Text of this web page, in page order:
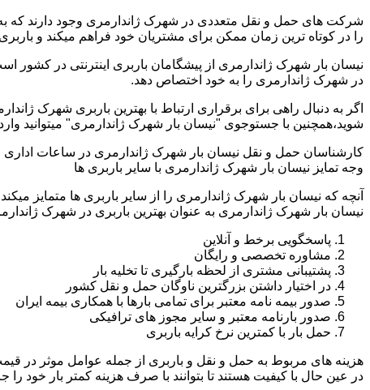
شرکت های حمل و نقل متعددی در شهرک ژاندارمری وجود دارند که
را در کوتاه ترین زمان ممکن برای مشتریان خود فراهم میکند و
نیسان بار شهرک ژاندارمری از پیشگامان باربری اینترنتی در کشور
در شهرک ژاندارمری را به خود اختصاص دهد.
اگر به دنبال راهی برای برقراری ارتباط با بهترین باربری شهرک
شوید،همچنین با جستوجوی "نیسان بار شهرک ژاندارمری" میتوانید
کارشناسان حمل و نقل نیسان بار شهرک ژاندارمری در ساعات اداری
وجه تمایز نیسان بار شهرک ژاندارمری با سایر باربری ها
آنچه که نیسان بار شهرک ژاندارمری را از سایر باربری ها متمایز
نیسان بار شهرک ژاندارمری به عنوان بهترین باربری در شهرک
پاسخگویی برخط و آنلاین
مشاوره تخصصی و رایگان
پشتیبانی مشتری از لحظه بارگیری تا تخلیه بار
در اختیار داشتن بزرگترین ناوگان حمل و نقل کشور
صدور بیمه نامه معتبر برای تمامی بارها با همکاری بیمه ایران
صدور بارنامه معتبر و سایر مجوز های ترافیکی
حمل بار با کمترین نرخ کرایه باربری
هزینه های مربوط به حمل و نقل و باربری از جمله عوامل موثر در
در عین حال با کیفیت هستند تا بتوانند با صرف هزینه کمتر بار خود را